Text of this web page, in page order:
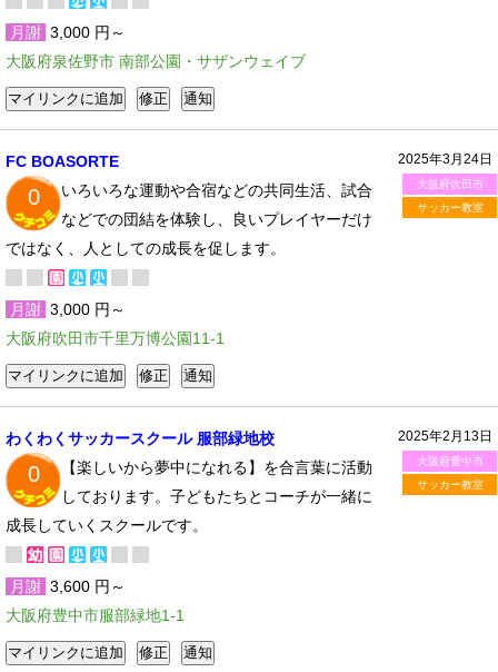
月謝 3,000 円～
大阪府泉佐野市 南部公園・サザンウェイブ
2025年3月24日
大阪府吹田市
サッカー教室
FC BOASORTE
0
いろいろな運動や合宿などの共同生活、試合
などでの団結を体験し、良いプレイヤーだけ
ではなく、人としての成長を促します。
月謝 3,000 円～
大阪府吹田市千里万博公園11-1
2025年2月13日
大阪府豊中市
サッカー教室
わくわくサッカースクール 服部緑地校
0
【楽しいから夢中になれる】を合言葉に活動
しております。子どもたちとコーチが一緒に
成長していくスクールです。
月謝 3,600 円～
大阪府豊中市服部緑地1-1